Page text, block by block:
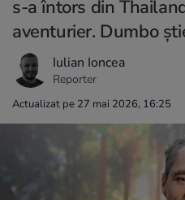
s-a întors din
aventurier. Dumbo
Iulian Ioncea
Reporter
Actualizat pe 27 mai 2026, 16:25